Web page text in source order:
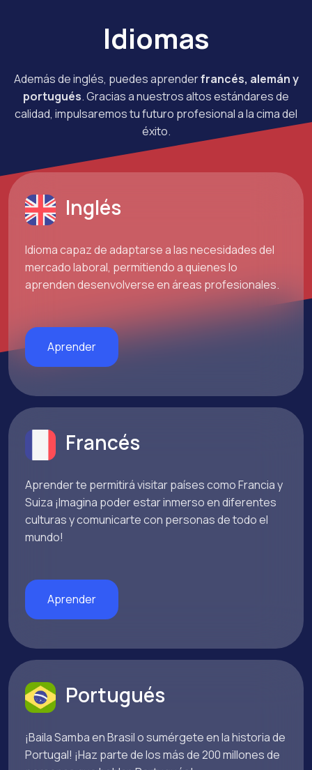
Idiomas
Además de inglés, puedes aprenderfrancés, alemán y
portugués. Gracias a nuestros altos estándares de
calidad, impulsaremos tu futuro profesional a la cima del
éxito.
Inglés
Idioma capaz de adaptarse a las necesidades del
mercado laboral, permitiendo a quienes lo
aprenden desenvolverse en áreas profesionales.
Aprender
Francés
Aprender te permitirá visitar países como Francia y
Suiza ¡Imagina poder estar inmerso en diferentes
culturas y comunicarte con personas de todo el
mundo!
Aprender
Portugués
¡Baila Samba en Brasil o sumérgete en la historia de
Portugal! ¡Haz parte de los más de 200 millones de